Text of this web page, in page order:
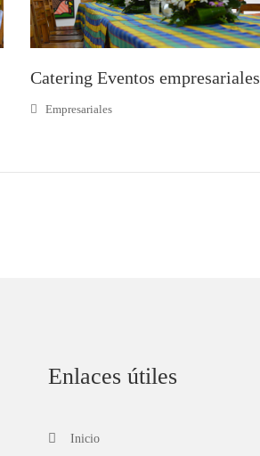
Catering Eventos empresariales
Empresariales
Enlaces útiles
Inicio